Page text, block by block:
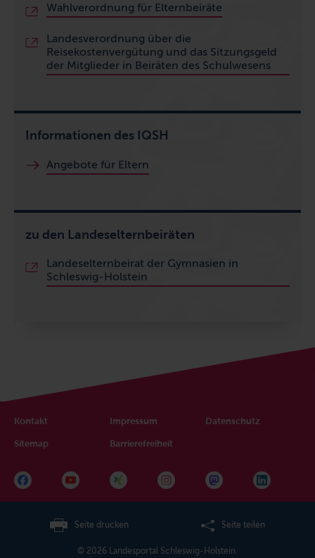
Wahlverordnung für Elternbeiräte
Landesverordnung über die
Reisekostenvergütung und das Sitzungsgeld
der Mitglieder in Beiräten des Schulwesens
Informationen des IQSH
Angebote für Eltern
zu den Landeselternbeiräten
Landeselternbeirat der Gymnasien in
Schleswig-Holstein
Kontakt Impressum Datenschutz
Sitemap Barrierefreiheit
© 2026 Landesportal Schleswig-Holstein
Seite drucken Seite teilen